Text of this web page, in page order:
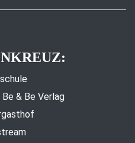
& Be Verlag